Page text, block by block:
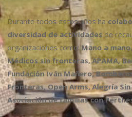
Durante todos estos años ha
diversidad de actividades de
organizaciones como: Mano a
Médicos sin fronteras, APAMA,
Fundación Iván Mañero,
Fronteras, Open Arms, Alegría Sin
Asociación de familias con